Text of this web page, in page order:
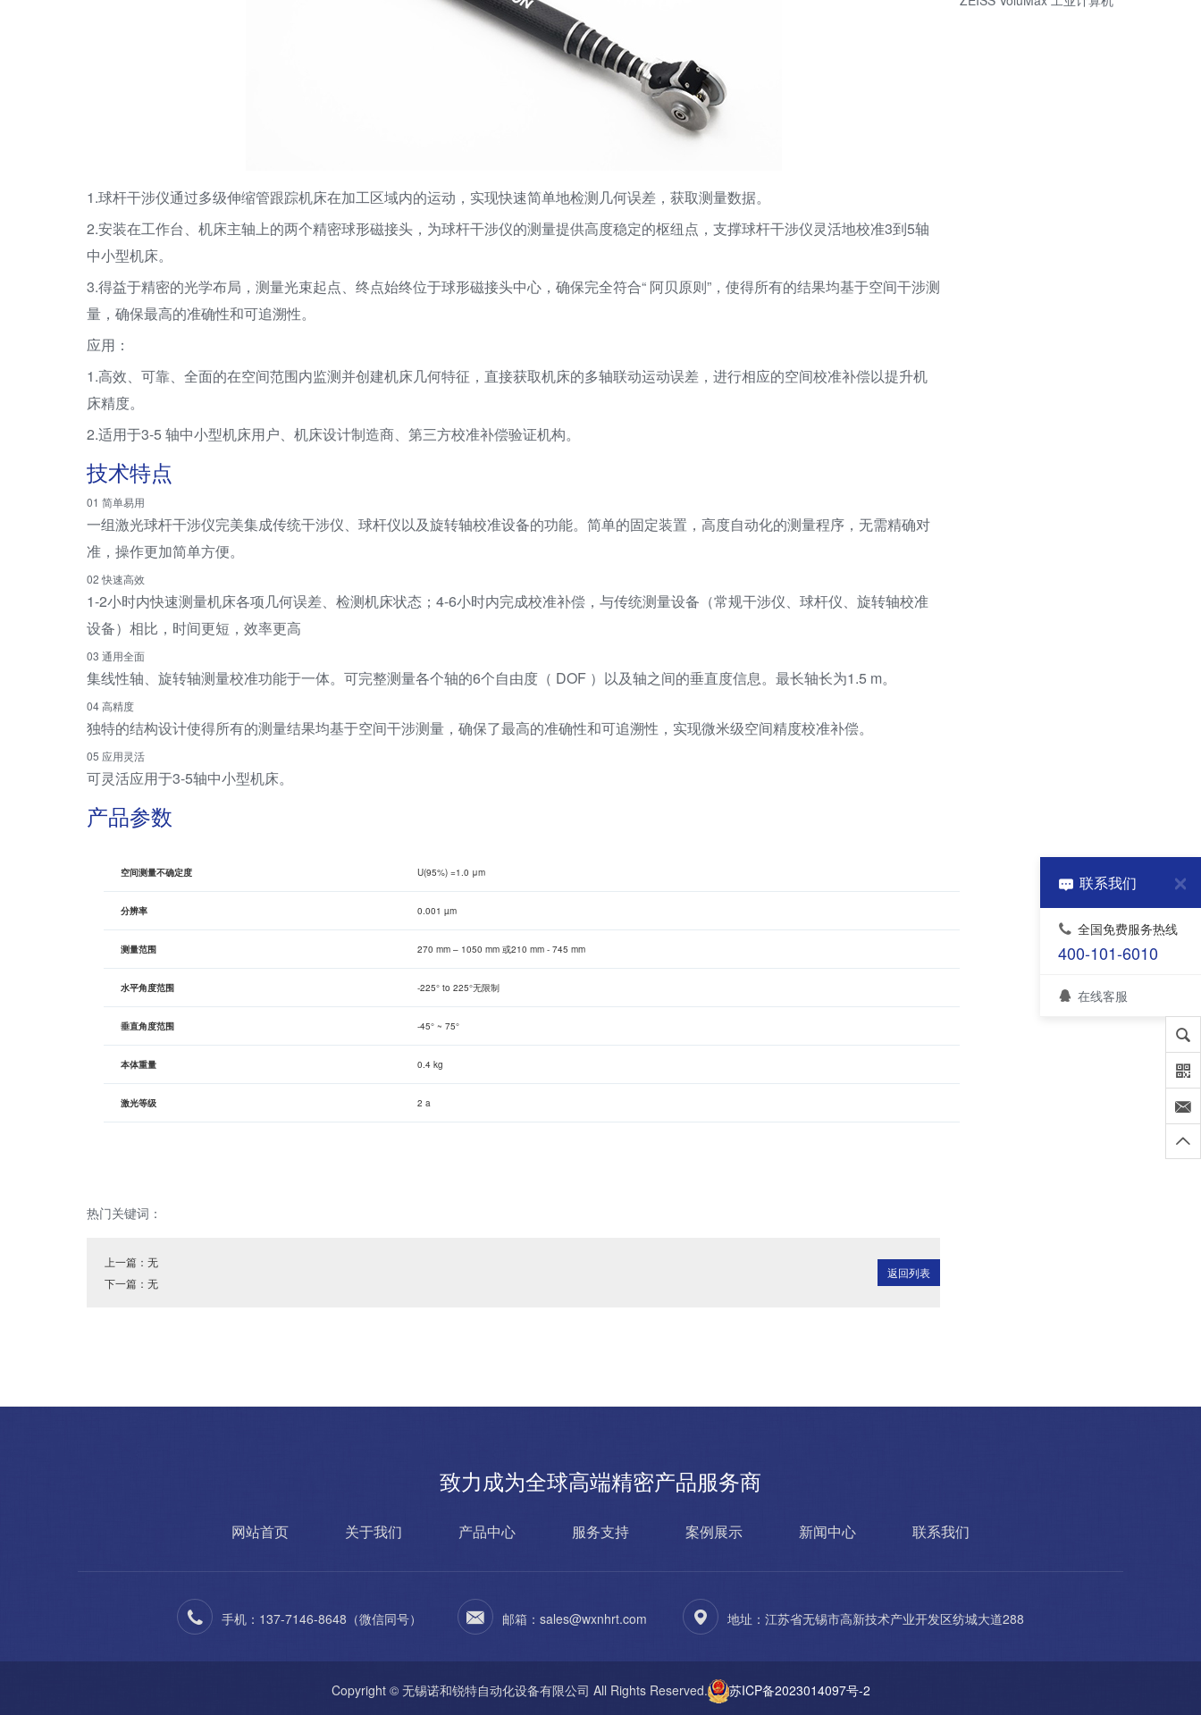
1.球杆干涉仪通过多级伸缩管跟踪机床在加工区域内的运动，实现快速简单地检测几何误差，获取测量数据。
2.安装在工作台、机床主轴上的两个精密球形磁接头，为球杆干涉仪的测量提供高度稳定的枢纽点，支撑球杆干涉仪灵活地校准3到5轴
中小型机床。
3.得益于精密的光学布局，测量光束起点、终点始终位于球形磁接头中心，确保完全符合“ 阿贝原则”，使得所有的结果均基于空间干涉测
量，确保最高的准确性和可追溯性。
应用：
1.高效、可靠、全面的在空间范围内监测并创建机床几何特征，直接获取机床的多轴联动运动误差，进行相应的空间校准补偿以提升机
床精度。
2.适用于3-5 轴中小型机床用户、机床设计制造商、第三方校准补偿验证机构。
技术特点
01 简单易用
一组激光球杆干涉仪完美集成传统干涉仪、球杆仪以及旋转轴校准设备的功能。简单的固定装置，高度自动化的测量程序，无需精确对
准，操作更加简单方便。
02 快速高效
1-2小时内快速测量机床各项几何误差、检测机床状态；4-6小时内完成校准补偿，与传统测量设备（常规干涉仪、球杆仪、旋转轴校准
设备）相比，时间更短，效率更高
03 通用全面
集线性轴、旋转轴测量校准功能于一体。可完整测量各个轴的6个自由度（ DOF ）以及轴之间的垂直度信息。最长轴长为1.5 m。
04 高精度
独特的结构设计使得所有的测量结果均基于空间干涉测量，确保了最高的准确性和可追溯性，实现微米级空间精度校准补偿。
05 应用灵活
可灵活应用于3-5轴中小型机床。
产品参数
空间测量不确定度 U(95%) =1.0 μm
分辨率 0.001 µm
测量范围 270 mm – 1050 mm 或210 mm - 745 mm
水平角度范围 -225° to 225°无限制
垂直角度范围 -45° ~ 75°
本体重量 0.4 kg
激光等级 2 a
热门关键词：
上一篇：无
下一篇：无
返回列表
致力成为全球高端精密产品服务商
网站首页 关于我们 产品中心 服务支持 案例展示 新闻中心 联系我们
手机：137-7146-8648（微信同号） 邮箱：sales@wxnhrt.com 地址：江苏省无锡市高新技术产业开发区纺城大道288
Copyright © 无锡诺和锐特自动化设备有限公司 All Rights Reserved. 苏ICP备2023014097号-2
联系我们
全国免费服务热线
400-101-6010
在线客服